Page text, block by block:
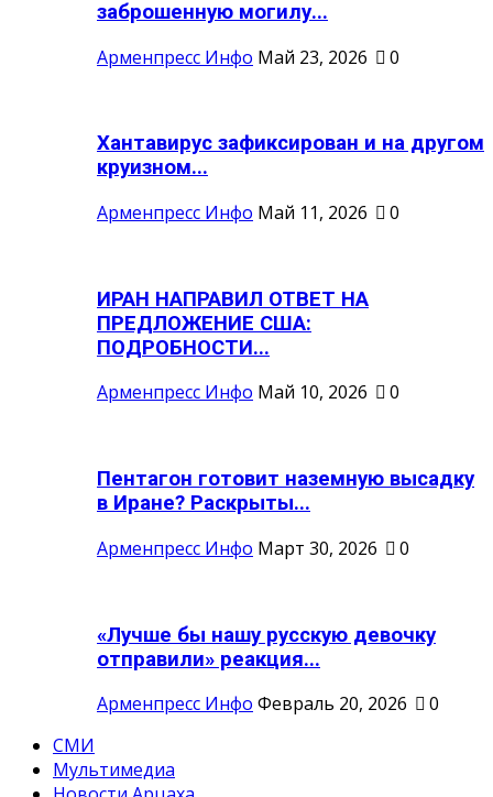
заброшенную могилу...
Арменпресс Инфо Май 23, 2026 0
Хантавирус зафиксирован и на другом
круизном...
Арменпресс Инфо Май 11, 2026 0
ИРАН НАПРАВИЛ ОТВЕТ НА
ПРЕДЛОЖЕНИЕ США:
ПОДРОБНОСТИ...
Арменпресс Инфо Май 10, 2026 0
Пентагон готовит наземную высадку
в Иране? Раскрыты...
Арменпресс Инфо Март 30, 2026 0
«Лучше бы нашу русскую девочку
отправили» реакция...
Арменпресс Инфо Февраль 20, 2026
0
СМИ
Мультимедиа